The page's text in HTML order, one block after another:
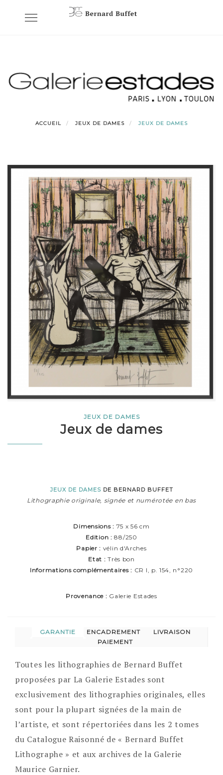
Toggle
ACCUEIL JEUX DE DAMES JEUX DE DAMES
JEUX DE DAMES
Jeux de dames
JEUX DE DAMES DE BERNARD BUFFET
Lithographie originale, signée et numérotée en bas
Dimensions : 75 x 56 cm
Edition : 88/250
Papier : vélin d'Arches
Etat : Très bon
Informations complémentaires : CR I, p. 154, n°220
Provenance : Galerie Estades
GARANTIE ENCADREMENT
LIVRAISON
PAIEMENT
Toutes les lithographies de Bernard Buffet
proposées par La Galerie Estades sont
exclusivement des lithographies originales, elles
sont pour la plupart signées de la main de
l’artiste, et sont répertoriées dans les 2 tomes
du Catalogue Raisonné de « Bernard Buffet
Lithographe » et aux archives de la Galerie
Maurice Garnier.